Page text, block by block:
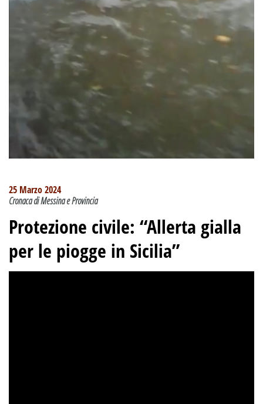
25 Marzo 2024
Cronaca di Messina e Provincia
Protezione civile: “Allerta gialla
per le piogge in Sicilia”